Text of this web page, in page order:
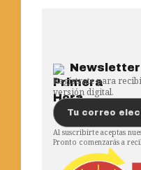
Newsletter
Regístrate para
versión digital.
Al suscribirte aceptas
Pronto comenzarás a